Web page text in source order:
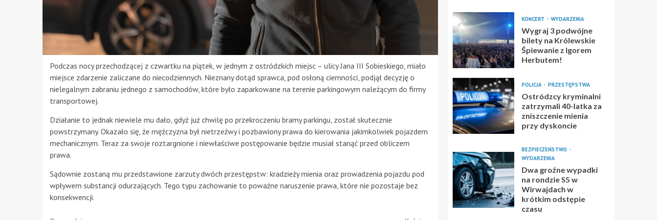
Podczas nocy przechodzącej z czwartku na piątek, w jednym z ostródzkich miejsc – ulicy Jana III Sobieskiego, miało
miejsce zdarzenie zaliczane do niecodziennych. Nieznany dotąd sprawca, pod osłoną ciemności, podjął decyzję o
nielegalnym zabraniu jednego z samochodów, które było zaparkowane na terenie parkingowym należącym do firmy
transportowej.
Działanie to jednak niewiele mu dało, gdyż już chwilę po przekroczeniu bramy parkingu, został skutecznie
powstrzymany. Okazało się, że mężczyzna był nietrzeźwy i pozbawiony prawa do kierowania jakimkolwiek pojazdem
mechanicznym. Teraz za swoje roztargnione i niewłaściwe postępowanie będzie musiał stanąć przed obliczem
prawa.
Sądownie zostaną mu przedstawione zarzuty dwóch przestępstw: kradzieży mienia oraz prowadzenia pojazdu pod
wpływem substancji odurzających. Tego typu zachowanie to poważne naruszenie prawa, które nie pozostaje bez
konsekwencji.
KONCERT WYDARZENIA
Wygraj 3 podwójne
bilety na Królewskie
Śpiewanie z Igorem
Herbutem!
POLICJA PRZESTĘPSTWA
Ostródzcy kryminalni
zatrzymali 40-latka za
zniszczenie mienia
przy dyskoncie
BEZPIECZEŃSTWO
WYDARZENIA
Dwa groźne wypadki
na rondzie S5 w
Wirwajdach w
krótkim odstępie
czasu